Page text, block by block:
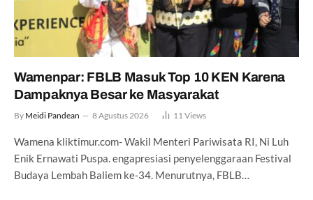
Wamenpar: FBLB Masuk Top 10 KEN Karena
Dampaknya Besar ke Masyarakat
By Meidi Pandean 8 Agustus 2026 11Views
Wamena kliktimur.com- Wakil Menteri Pariwisata RI, Ni Luh
Enik Ernawati Puspa. engapresiasi penyelenggaraan Festival
Budaya Lembah Baliem ke-34. Menurutnya, FBLB…